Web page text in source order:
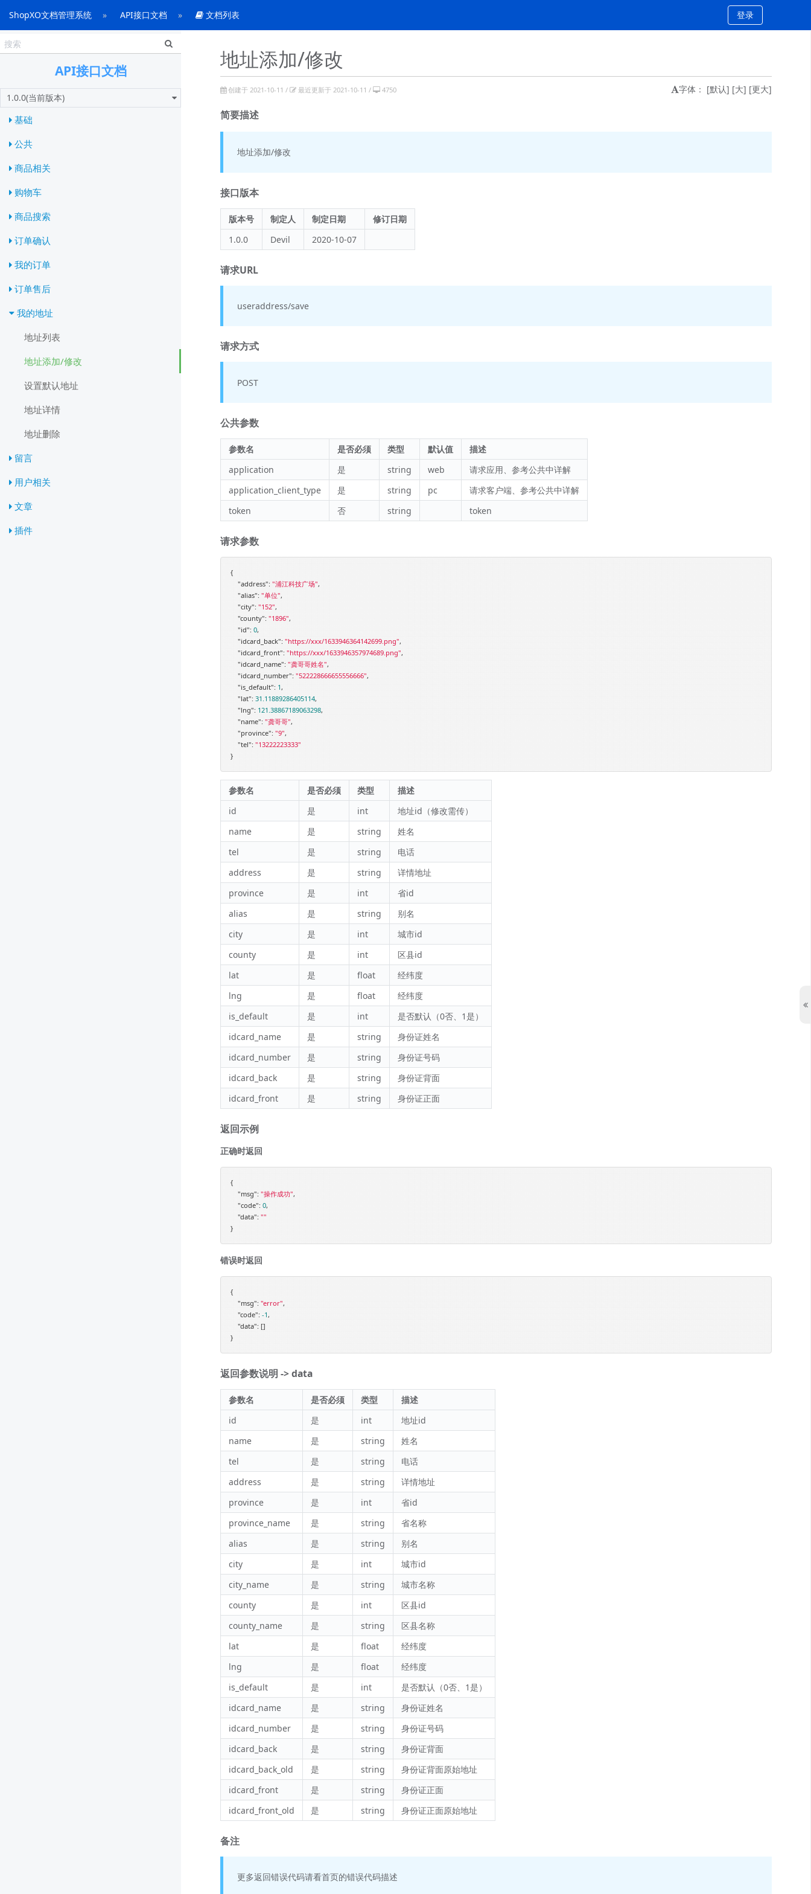
ShopXO文档管理系统 API接口文档 文档列表 登录
API接口文档
1.0.0(当前版本)
基础
公共
商品相关
购物车
商品搜索
订单确认
我的订单
订单售后
我的地址
地址列表
地址添加/修改
设置默认地址
地址详情
地址删除
留言
用户相关
文章
插件
地址添加/修改
创建于 2021-10-11 / 最近更新于 2021-10-11 / 4750 字体： [默认] [大] [更大]
简要描述
地址添加/修改
接口版本
版本号 制定人 制定日期
修订日期
1.0.0
Devil 2020-10-07
请求URL
useraddress/save
请求方式
POST
公共参数
参数名 是否必须 类型 默认值
描述
application
是 string web
请求应用、参考公共中详解
application_client_type
是 string pc
请求客户端、参考公共中详解
token
否 string token
请求参数
{
"address": "浦江科技广场",
"alias": "单位",
"city": "152",
"county": "1896",
"id": 0,
"idcard_back": "https://xxx/1633946364142699.png",
"idcard_front": "https://xxx/1633946357974689.png",
"idcard_name": "龚哥哥姓名",
"idcard_number": "522228666655556666",
"is_default": 1,
"lat": 31.11889286405114,
"lng": 121.38867189063298,
"name": "龚哥哥",
"province": "9",
"tel": "13222223333"
}
参数名 是否必须 类型
描述
id
是 int
地址id（修改需传）
name
是 string
姓名
tel
是 string
电话
address
是 string
详情地址
province
是 int
省id
alias
是 string
别名
city
是 int
城市id
county
是 int
区县id
lat
是 float
经纬度
lng
是 float
经纬度
is_default
是 int
是否默认（0否、1是）
idcard_name
是 string
身份证姓名
idcard_number
是 string
身份证号码
idcard_back
是 string
身份证背面
idcard_front
是 string 身份证正面
返回示例
正确时返回
{
"msg": "操作成功",
"code": 0,
"data": ""
}
错误时返回
{
"msg": "error",
"code": -1,
"data": []
}
返回参数说明 -> data
参数名 是否必须 类型
描述
id
是 int
地址id
name
是 string
姓名
tel
是 string
电话
address
是 string
详情地址
province
是 int
省id
province_name
是 string
省名称
alias
是 string
别名
city
是 int
城市id
city_name
是 string
城市名称
county
是 int
区县id
county_name
是 string
区县名称
lat
是 float
经纬度
lng
是 float
经纬度
is_default
是 int
是否默认（0否、1是）
idcard_name
是 string
身份证姓名
idcard_number
是 string
身份证号码
idcard_back
是 string
身份证背面
idcard_back_old
是 string
身份证背面原始地址
idcard_front
是 string
身份证正面
idcard_front_old
是 string 身份证正面原始地址
备注
更多返回错误代码请看首页的错误代码描述